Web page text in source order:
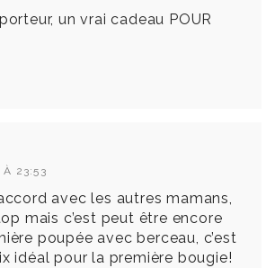
un vrai cadeau POUR
À 23:53
avec les autres mamans,
mais c’est peut être encore
poupée avec berceau, c’est
idéal pour la première bougie!